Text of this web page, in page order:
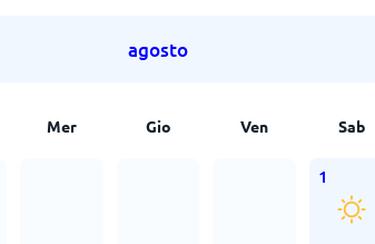
agosto
Mer Gio Ven Sab
1